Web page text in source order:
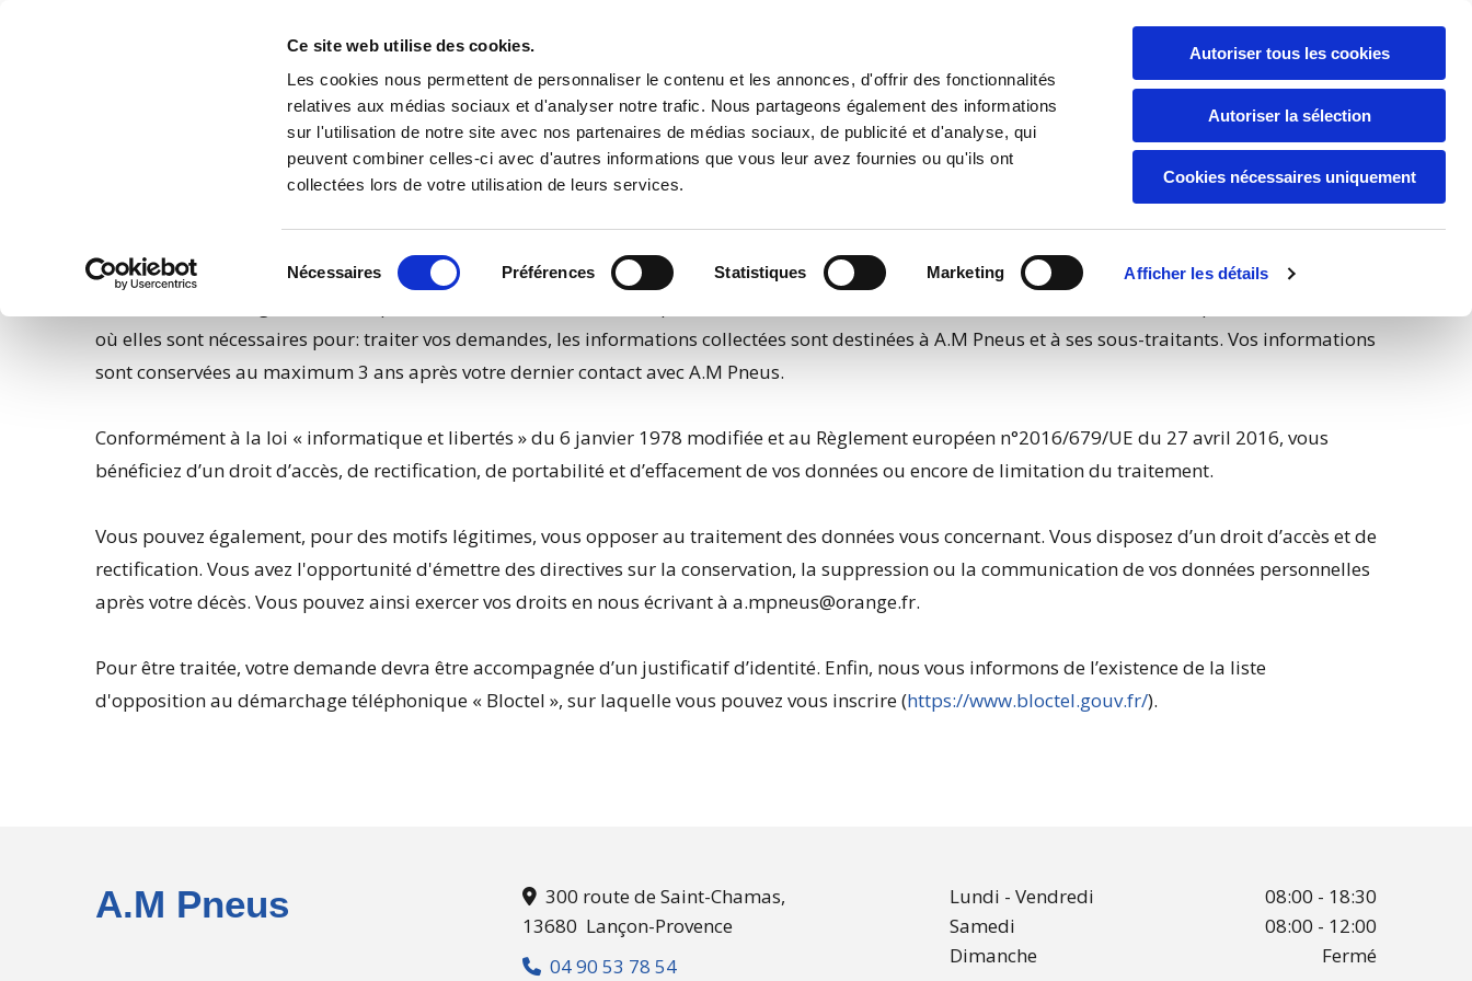
Ce site web utilise des cookies.
Les cookies nous permettent de personnaliser le contenu et les annonces, d'offrir des fonctionnalités
relatives aux médias sociaux et d'analyser notre trafic. Nous partageons également des informations
sur l'utilisation de notre site avec nos partenaires de médias sociaux, de publicité et d'analyse, qui
peuvent combiner celles-ci avec d'autres informations que vous leur avez fournies ou qu'ils ont
collectées lors de votre utilisation de leurs services.
du
Nécessaires Préférences Statistiques Marketing Afficher les détails
Autoriser tous les cookies
Autoriser la sélection
Cookies nécessaires uniquement
A.M Pneus 04 90 53 78 54
Politique de Confidentialité
où elles sont nécessaires pour: traiter vos demandes, les informations collectées sont destinées à A.M Pneus et à ses sous-traitants. Vos informations
sont conservées au maximum 3 ans après votre dernier contact avec A.M Pneus.
Conformément à la loi « informatique et libertés » du 6 janvier 1978 modifiée et au Règlement européen n°2016/679/UE du 27 avril 2016, vous
bénéficiez d’un droit d’accès, de rectification, de portabilité et d’effacement de vos données ou encore de limitation du traitement.
Vous pouvez également, pour des motifs légitimes, vous opposer au traitement des données vous concernant. Vous disposez d’un droit d’accès et de
rectification. Vous avez l'opportunité d'émettre des directives sur la conservation, la suppression ou la communication de vos données personnelles
après votre décès. Vous pouvez ainsi exercer vos droits en nous écrivant à a.mpneus@orange.fr.
Pour être traitée, votre demande devra être accompagnée d’un justificatif d’identité. Enfin, nous vous informons de l’existence de la liste
d'opposition au démarchage téléphonique « Bloctel », sur laquelle vous pouvez vous inscrire (https://www.bloctel.gouv.fr/).
A.M Pneus 300 route de Saint-Chamas,
13680 Lançon-Provence
04 90 53 78 54
Lundi - Vendredi
08:00 - 18:30
Samedi
08:00 - 12:00
Dimanche
Fermé